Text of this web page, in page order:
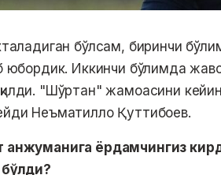
бўлсам, биринчи
юбордик. Иккинчи бўлимда
"Шўртан" жамоасини
Неъматилло Қуттибоев.
ёрдамчингиз